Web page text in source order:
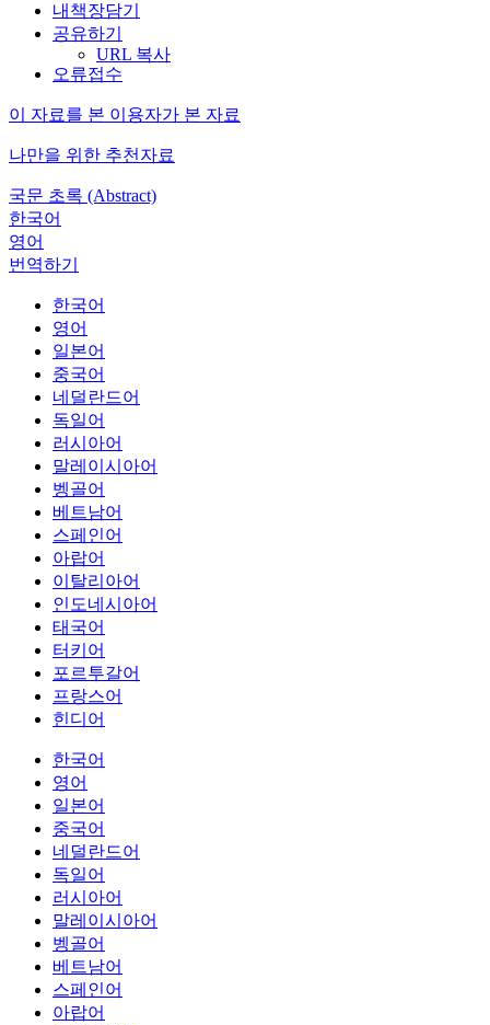
내책장담기
공유하기
URL 복사
오류접수
이 자료를 본 이용자가 본 자료
나만을 위한 추천자료
국문 초록 (Abstract)
한국어
영어
번역하기
한국어
영어
일본어
중국어
네덜란드어
독일어
러시아어
말레이시아어
벵골어
베트남어
스페인어
아랍어
이탈리아어
인도네시아어
태국어
터키어
포르투갈어
프랑스어
힌디어
한국어
영어
일본어
중국어
네덜란드어
독일어
러시아어
말레이시아어
벵골어
베트남어
스페인어
아랍어